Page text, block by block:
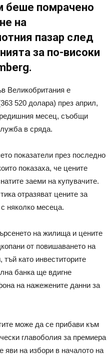
беше помрачено
на
пазар след
за по-високи
Великобритания е
520 долара) през април,
месец, съобщи
в сряда.
показатели през последно
показаха, че цените
заеми на купувачите.
отразяват цените за
няколко месеца.
на жилища и цените
от повишаването на
тъй като инвеститорите
банка ще вдигне
на нажежените данни за
може да се прибави към
главоболия за премиера
яви на избори в началото на